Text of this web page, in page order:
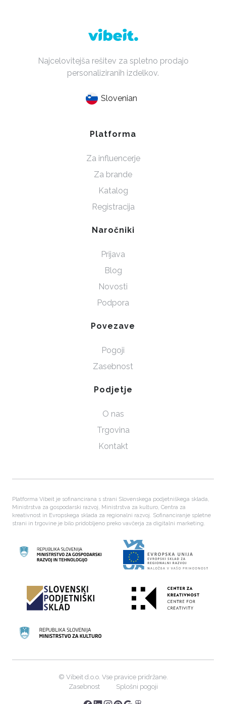
Najcelovitejša rešitev za spletno prodajo
personaliziranih izdelkov.
Slovenian
Platforma
Za influencerje
Za brande
Katalog
Registracija
Naročniki
Prijava
Blog
Novosti
Podpora
Povezave
Pogoji
Zasebnost
Podjetje
O nas
Trgovina
Kontakt
Platforma Vibeit je sofinancirana s strani Slovenskega podjetniškega sklada,
Ministrstva za gospodarski razvoj, Ministrstva za kulturo, Centra za
kreativnost in Evropskega sklada za regionalni razvoj. Sofinanciranje spletne
strani in trgovine je bilo pridobljeno preko vavčerja za digitalni marketing.
© Vibeit d.o.o. Vse pravice pridržane.
Zasebnost
Splošni pogoji